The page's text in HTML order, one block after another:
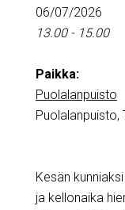
06/07/2026
13.00 - 15.00
Paikka:
Puolalanpuisto
Puolalanpuisto,
Kesän
ja kellonaika